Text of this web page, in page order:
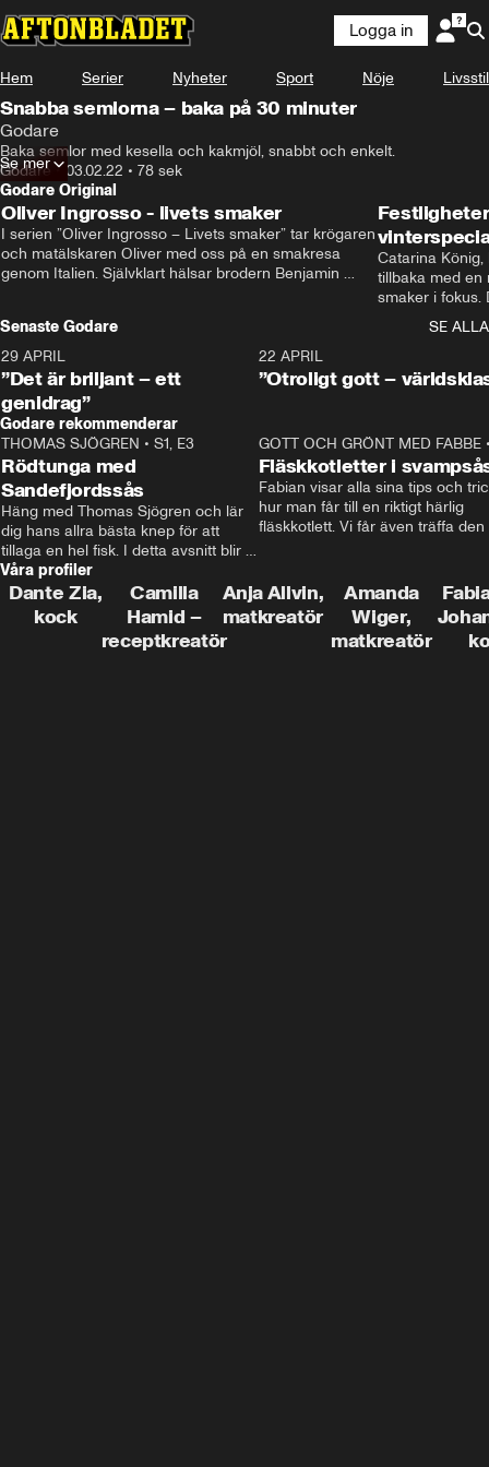
Logga in
Hem Serier Nyheter Sport Nöje Livsstil
Snabba semlorna – baka på 30 minuter
Godare
Baka semlor med kesella och kakmjöl, snabbt och enkelt.
Godare • 03.02.22 • 78 sek
Se mer
Godare Original
Oliver Ingrosso - livets smaker
I serien ”Oliver Ingrosso – Livets smaker” tar krögaren
och matälskaren Oliver med oss på en smakresa
genom Italien. Självklart hälsar brodern Benjamin
Catarina
tillbaka med en
smaker i fokus.
julfavoriter
Senaste Godare
SE ALLA
29 APRIL
”Det är briljant – ett
genidrag”
22 APRIL
”Otroligt gott –
Godare rekommenderar
THOMAS SJÖGREN • S1, E3
Rödtunga med
Sandefjordssås
Häng med Thomas Sjögren och lär
dig hans allra bästa knep för att
tillaga en hel fisk. I detta avsnitt blir
de helstekt rödtunga med
sandefjordssås och en magisk sallad
på pepparrot och äpple.
GOTT OCH GRÖNT MED FABBE
Fläskkotletter i
Fabian visar alla sina tips och
hur man får till en riktigt härlig
fläskkotlett. Vi får även träffa den
grisbonde på Gotland.
Våra profiler
Dante Zia,
kock
Camilla
Hamid –
receptkreatör
Anja Allvin,
matkreatör
Amanda
Wiger,
matkreatör